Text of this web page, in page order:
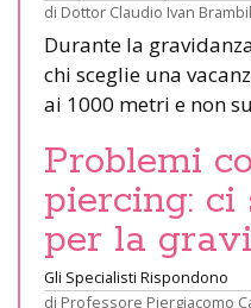
di Dottor Claudio Ivan
Durante la
chi sceglie una
ai 1000 metri e non
Problemi
piercing: ci
per la
Gli Specialisti Rispondono
di Professore Piergiacomo